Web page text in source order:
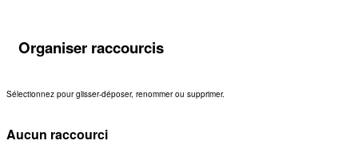
Organiser raccourcis
Sélectionnez pour glisser-déposer, renommer ou supprimer.
Aucun raccourci